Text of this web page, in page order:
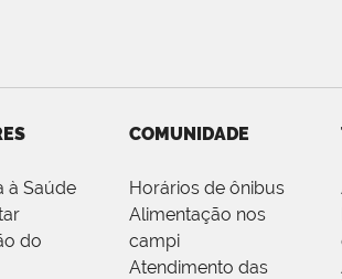
à Saúde
do
COMUNIDADE
Horários de ônibus
Alimentação nos
campi
Atendimento das